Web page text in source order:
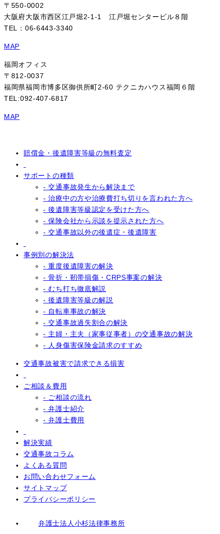
〒550-0002
大阪府大阪市西区江戸堀2-1-1 江戸堀センタービル８階
TEL：06-6443-3340
MAP
福岡オフィス
〒812-0037
福岡県福岡市博多区御供所町2-60 テクニカハウス福岡６階
TEL:092-407-6817
MAP
賠償金・後遺障害等級の無料査定
サポートの種類
- 交通事故発生から解決まで
- 治療中の方や治療費打ち切りを言われた方へ
- 後遺障害等級認定を受けた方へ
- 保険会社から示談を提示された方へ
- 交通事故以外の後遺症・後遺障害
事例別の解決法
- 重度後遺障害の解決
- 骨折・靭帯損傷・CRPS事案の解決
- むち打ち徹底解説
- 後遺障害等級の解説
- 自転車事故の解決
- 交通事故過失割合の解決
- 主婦・主夫（家事従事者）の交通事故の解決
- 人身傷害保険金請求のすすめ
交通事故被害で請求できる損害
ご相談＆費用
- ご相談の流れ
- 弁護士紹介
- 弁護士費用
解決実績
交通事故コラム
よくある質問
お問い合わせフォーム
サイトマップ
プライバシーポリシー
弁護士法人小杉法律事務所